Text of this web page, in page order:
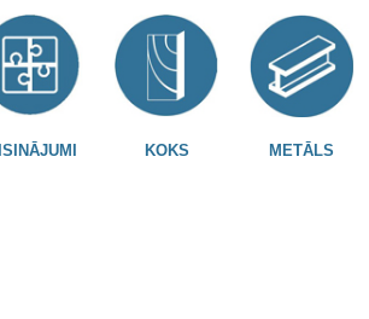
KOKS METĀLS